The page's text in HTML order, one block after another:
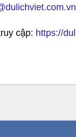
cập: https://